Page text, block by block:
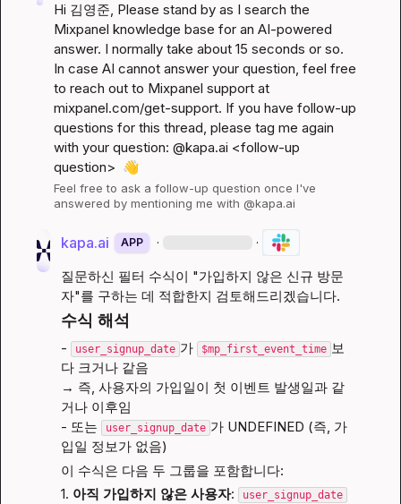
Hi 김영준, Please stand by as I search the
Mixpanel knowledge base for an AI-powered
answer. I normally take about 15 seconds or so.
In case AI cannot answer your question, feel free
to reach out to Mixpanel support at
mixpanel.com/get-support. If you have follow-up
questions for this thread, please tag me again
with your question: @kapa.ai <follow-up
question> 👋
Feel free to ask a follow-up question once I've
answered by mentioning me with @kapa.ai
kapa.ai APP · ·
질문하신 필터 수식이 "가입하지 않은 신규 방문
자"를 구하는 데 적합한지 검토해드리겠습니다.
수식 해석
- user_signup_date 가 $mp_first_event_time 보
다 크거나 같음
→ 즉, 사용자의 가입일이 첫 이벤트 발생일과 같
거나 이후임
- 또는
user_signup_date 가 UNDEFINED (즉, 가
입일 정보가 없음)
이 수식은 다음 두 그룹을 포함합니다:
1. 아직 가입하지 않은 사용자: user_signup_date